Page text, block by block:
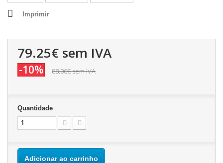
Imprimir
79.25€ sem IVA
-10% 88.06€sem IVA
Quantidade
Adicionar ao carrinho